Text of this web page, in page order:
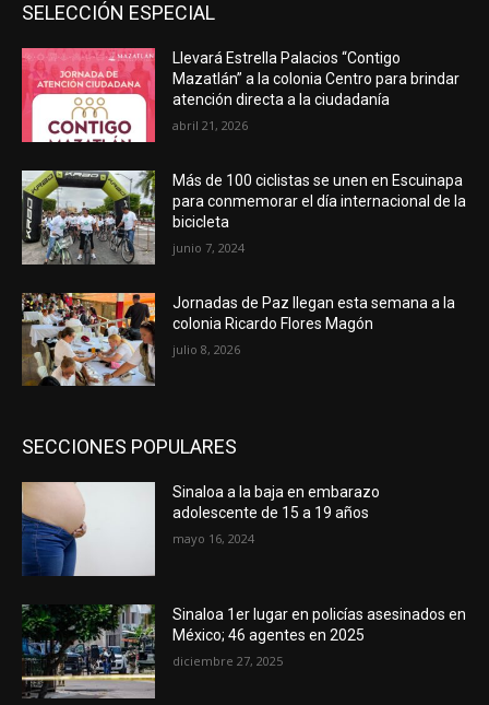
SELECCIÓN ESPECIAL
Llevará Estrella Palacios “Contigo
Mazatlán” a la colonia Centro para brindar
atención directa a la ciudadanía
abril 21, 2026
Más de 100 ciclistas se unen en Escuinapa
para conmemorar el día internacional de la
bicicleta
junio 7, 2024
Jornadas de Paz llegan esta semana a la
colonia Ricardo Flores Magón
julio 8, 2026
SECCIONES POPULARES
Sinaloa a la baja en embarazo
adolescente de 15 a 19 años
mayo 16, 2024
Sinaloa 1er lugar en policías asesinados en
México; 46 agentes en 2025
diciembre 27, 2025